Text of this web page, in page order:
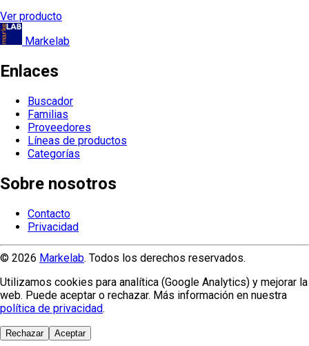
Ver producto
Markelab
Enlaces
Buscador
Familias
Proveedores
Líneas de productos
Categorías
Sobre nosotros
Contacto
Privacidad
© 2026 Markelab. Todos los derechos reservados.
Utilizamos cookies para analítica (Google Analytics) y mejorar la
web. Puede aceptar o rechazar. Más información en nuestra
política de privacidad.
Rechazar Aceptar